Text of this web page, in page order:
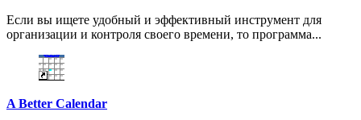
Если вы ищете удобный и эффективный инструмент для
организации и контроля своего времени, то программа...
A Better Calendar